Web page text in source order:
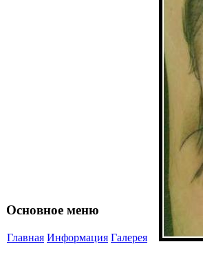
Основнoe меню
Главнaя Информация Галерея